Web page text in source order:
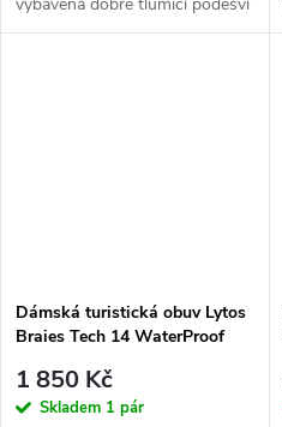
Vibram®.
Dámská turistická obuv Lytos
Braies Tech 14 WaterProof
1 850 Kč
Skladem 1 pár